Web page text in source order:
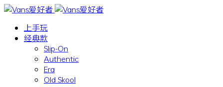
上手玩
经典款
Slip-On
Authentic
Era
Old Skool